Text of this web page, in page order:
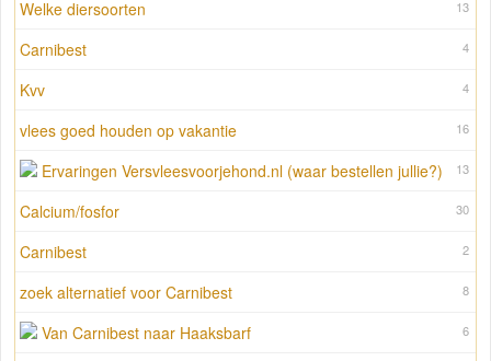
13
Welke diersoorten
4
Carnibest
4
Kvv
16
vlees goed houden op vakantie
13
Ervaringen Versvleesvoorjehond.nl (waar bestellen jullie?)
30
Calcium/fosfor
2
Carnibest
8
zoek alternatief voor Carnibest
6
Van Carnibest naar Haaksbarf